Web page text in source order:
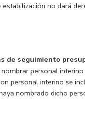
estabilización no dará
de seguimiento
personal
personal interino se
nombrado dicho